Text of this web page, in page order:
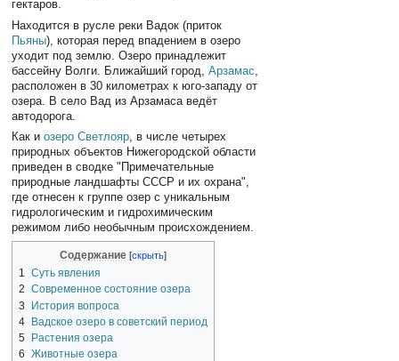
гектаров.
Находится в русле реки Вадок (приток
Пьяны), которая перед впадением в озеро
уходит под землю. Озеро принадлежит
бассейну Волги. Ближайший город,Арзамас
расположен в 30 километрах к юго-западу от
озера. В село Вад из Арзамаса ведёт
автодорога.
Как иозеро Светлояр, в числе четырех
природных объектов Нижегородской области
приведен в сводке "Примечательные
природные ландшафты СССР и их охрана",
где отнесен к группе озер с уникальным
гидрологическим и гидрохимическим
режимом либо необычным происхождением.
Содержание
1
Суть явления
2
Современное состояние озера
3
История вопроса
4 Вадское озеро в советский период
5
Растения озера
6
Животные озера